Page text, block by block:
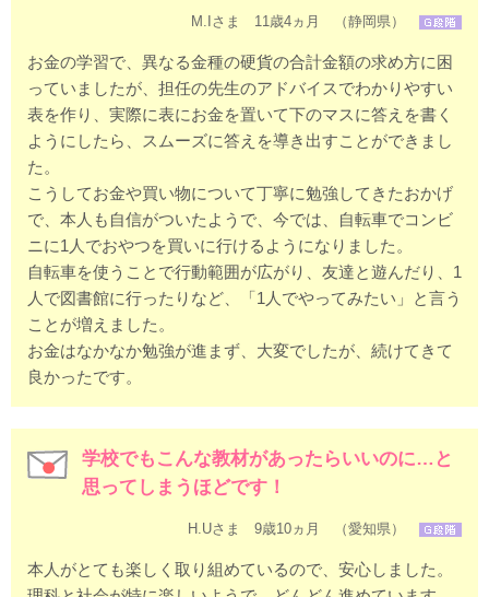
M.Iさま 11歳4ヵ月 （静岡県）
お金の学習で、異なる金種の硬貨の合計金額の求め方に困
っていましたが、担任の先生のアドバイスでわかりやすい
表を作り、実際に表にお金を置いて下のマスに答えを書く
ようにしたら、スムーズに答えを導き出すことができまし
た。
こうしてお金や買い物について丁寧に勉強してきたおかげ
で、本人も自信がついたようで、今では、自転車でコンビ
ニに1人でおやつを買いに行けるようになりました。
自転車を使うことで行動範囲が広がり、友達と遊んだり、1
人で図書館に行ったりなど、「1人でやってみたい」と言う
ことが増えました。
お金はなかなか勉強が進まず、大変でしたが、続けてきて
良かったです。
学校でもこんな教材があったらいいのに…と
思ってしまうほどです！
H.Uさま 9歳10ヵ月 （愛知県）
本人がとても楽しく取り組めているので、安心しました。